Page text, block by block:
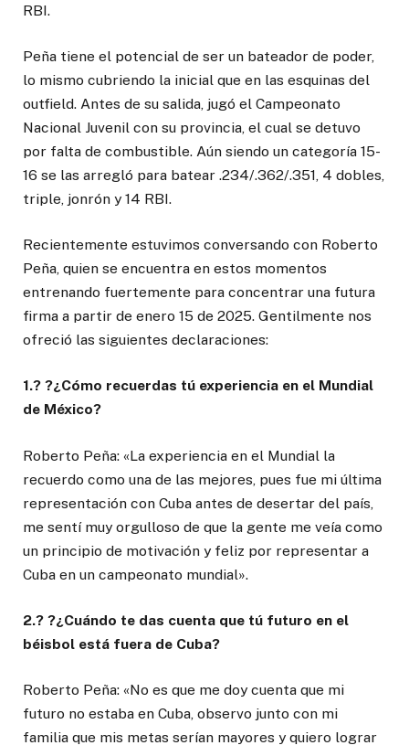
RBI.
Peña tiene el potencial de ser un bateador de poder,
lo mismo cubriendo la inicial que en las esquinas del
outfield. Antes de su salida, jugó el Campeonato
Nacional Juvenil con su provincia, el cual se detuvo
por falta de combustible. Aún siendo un categoría 15-
16 se las arregló para batear .234/.362/.351, 4 dobles,
triple, jonrón y 14 RBI.
Recientemente estuvimos conversando con Roberto
Peña, quien se encuentra en estos momentos
entrenando fuertemente para concentrar una futura
firma a partir de enero 15 de 2025. Gentilmente nos
ofreció las siguientes declaraciones:
1.? ?¿Cómo recuerdas tú experiencia en el Mundial
de México?
Roberto Peña: «La experiencia en el Mundial la
recuerdo como una de las mejores, pues fue mi última
representación con Cuba antes de desertar del país,
me sentí muy orgulloso de que la gente me veía como
un principio de motivación y feliz por representar a
Cuba en un campeonato mundial».
2.? ?¿Cuándo te das cuenta que tú futuro en el
béisbol está fuera de Cuba?
Roberto Peña: «No es que me doy cuenta que mi
futuro no estaba en Cuba, observo junto con mi
familia que mis metas serían mayores y quiero lograr